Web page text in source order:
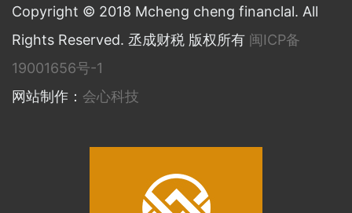
Copyright © 2018 Mcheng cheng financlal. All
Rights Reserved. 丞成财税 版权所有 闽ICP备
19001656号-1
网站制作： 会心科技